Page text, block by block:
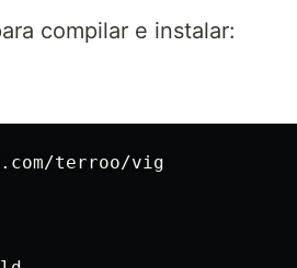
compilar e instalar: